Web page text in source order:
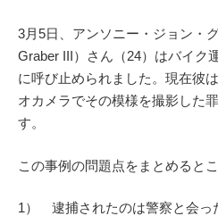
3月5日、アンソニー・ジョン・
Graber III）さん（24）はバイク
に呼び止められました。現在彼
オカメラでその模様を撮影した
す。
この事例の問題点をまとめるとこ
1） 逮捕されたのは警察と会っ